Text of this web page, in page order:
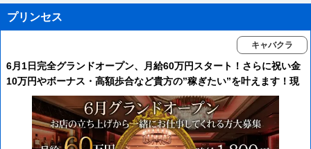
プリンセス
キャバクラ
6月1日完全グランドオープン、月給60万円スタート！さらに祝い金
10万円やボーナス・高額歩合など貴方の”稼ぎたい”を叶えます！現
在英語が少しでも話せたら更に優遇で大募集中！【体入も大歓迎完
全日払い】